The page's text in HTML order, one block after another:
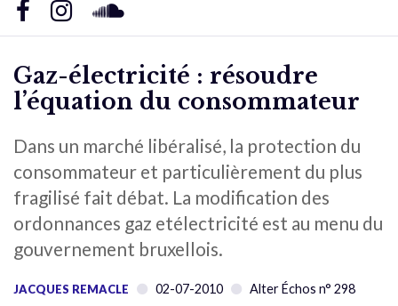
Gaz-électricité : résoudre
l’équation du consommateur
Dans un marché libéralisé, la protection du
consommateur et particulièrement du plus
fragilisé fait débat. La modification des
ordonnances gaz etélectricité est au menu du
gouvernement bruxellois.
JACQUES REMACLE 02-07-2010 Alter Échos n° 298